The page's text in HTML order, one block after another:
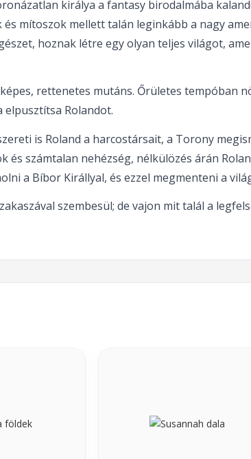
királya a fantasy birodalmába
mítoszok mellett talán leginkább a nagy
hoznak létre egy olyan teljes világot,
rettenetes mutáns. Őrületes tempóban
Rolandot.
is Roland a harcostársait, a Torony
számtalan nehézség, nélkülözés árán
a Bíbor Királlyal, és ezzel megmenteni a
szembesül; de vajon mit talál a